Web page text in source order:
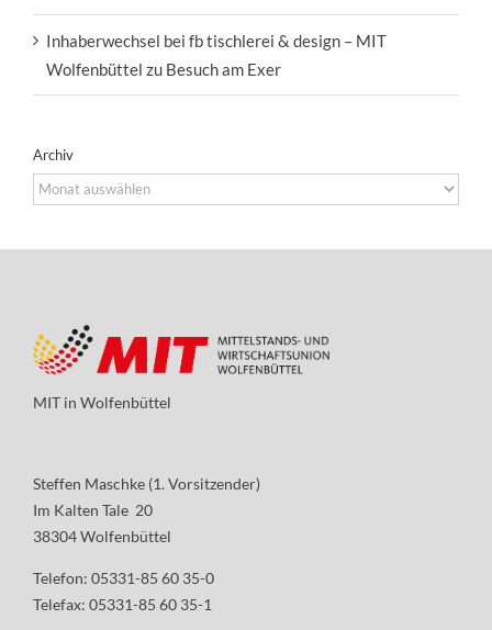
Inhaberwechsel bei fb tischlerei & design – MIT
Wolfenbüttel zu Besuch am Exer
Archiv
Archiv
MIT in Wolfenbüttel
Steffen Maschke (1. Vorsitzender)
Im Kalten Tale 20
38304 Wolfenbüttel
Telefon: 05331-85 60 35-0
Telefax: 05331-85 60 35-1